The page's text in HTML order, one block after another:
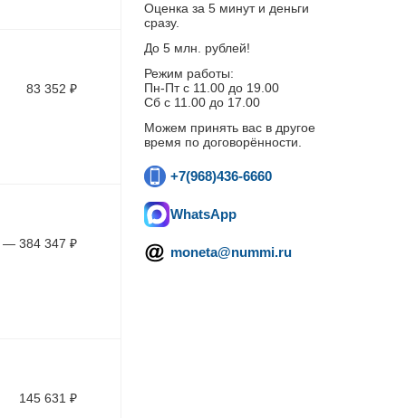
83 352 ₽
— 384 347 ₽
145 631 ₽
Оценка за 5 минут и деньги
сразу.
До 5 млн. рублей!
Режим работы:
Пн-Пт c 11.00 до 19.00
Сб с 11.00 до 17.00
Можем принять вас в другое
время по договорённости.
+7(968)436-6660
WhatsApp
moneta@nummi.ru